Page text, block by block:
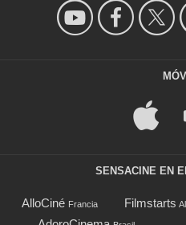
SENSACINE EN
AlloCiné Francia Filmstarts